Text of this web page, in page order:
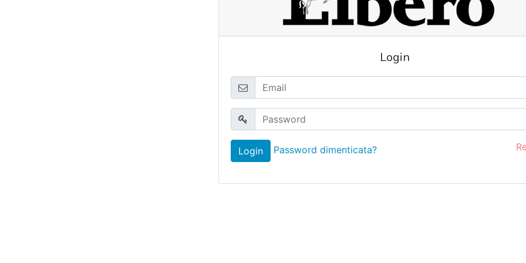
Login
Login Password dimenticata?